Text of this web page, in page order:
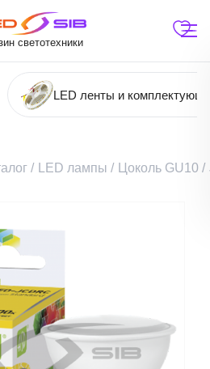
светотехники
LED ленты и
/ LED лампы / Цоколь GU10 /